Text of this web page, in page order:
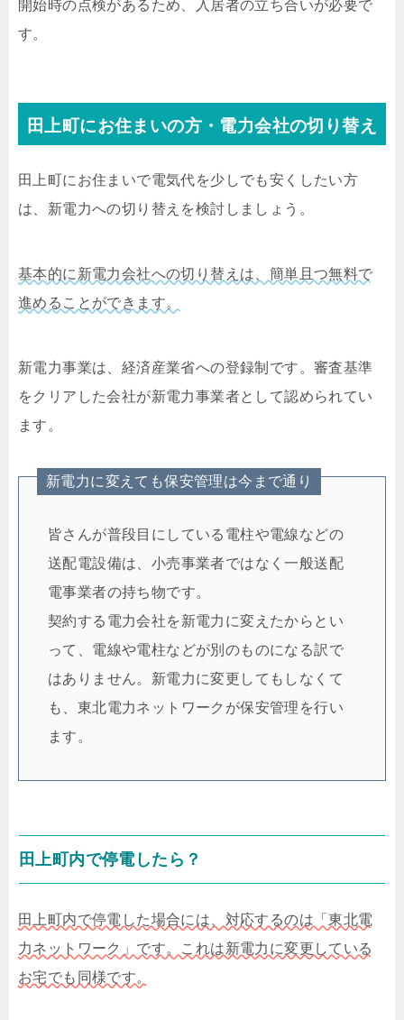
開始時の点検があるため、入居者の立ち合いが必要で
す。
田上町にお住まいの方・電力会社の切り替え
田上町にお住まいで電気代を少しでも安くしたい方
は、新電力への切り替えを検討しましょう。
基本的に新電力会社への切り替えは、簡単且つ無料で
進めることができます。
新電力事業は、経済産業省への登録制です。審査基準
をクリアした会社が新電力事業者として認められてい
ます。
新電力に変えても保安管理は今まで通り
皆さんが普段目にしている電柱や電線などの
送配電設備は、小売事業者ではなく一般送配
電事業者の持ち物です。
契約する電力会社を新電力に変えたからとい
って、電線や電柱などが別のものになる訳で
はありません。新電力に変更してもしなくて
も、東北電力ネットワークが保安管理を行い
ます。
田上町内で停電したら？
田上町内で停電した場合には、対応するのは「東北電
力ネットワーク」です。これは新電力に変更している
お宅でも同様です。